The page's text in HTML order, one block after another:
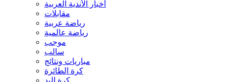
أخبار الأندية العربية
مقابلات
رياضة عربية
رياضة عالمية
موجب
سالب
مباريات ونتائج
كرة الطائرة